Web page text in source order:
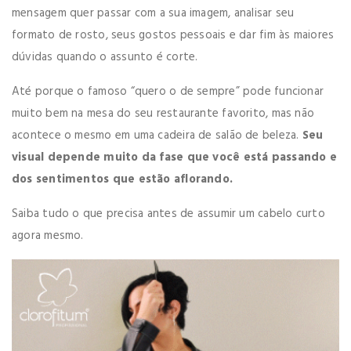
mensagem quer passar com a sua imagem, analisar seu
formato de rosto, seus gostos pessoais e dar fim às maiores
dúvidas quando o assunto é corte.
Até porque o famoso “quero o de sempre” pode funcionar
muito bem na mesa do seu restaurante favorito, mas não
acontece o mesmo em uma cadeira de salão de beleza. Seu
visual depende muito da fase que você está passando e
dos sentimentos que estão aflorando.
Saiba tudo o que precisa antes de assumir um cabelo curto
agora mesmo.